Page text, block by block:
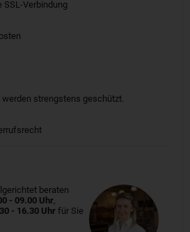
Verbindung
strengstens geschützt.
beraten
- 09.00 Uhr,
- 16.30 Uhr für Sie